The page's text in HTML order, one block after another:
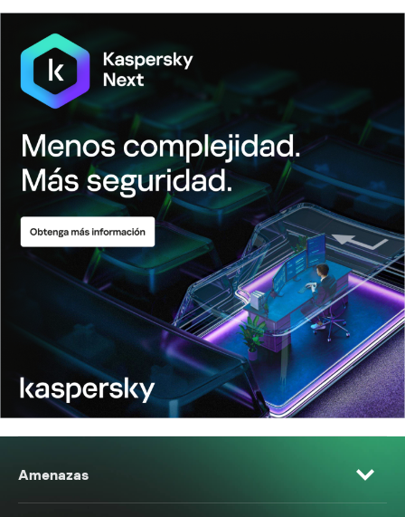
Amenazas